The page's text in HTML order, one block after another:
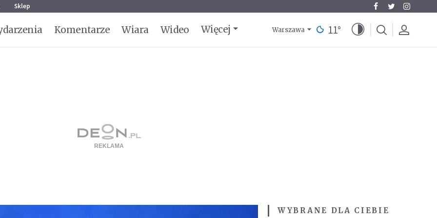
Sklep
Komentarze Wiara Wideo Więcej Warszawa 11°
WYBRANE DLA CIEBIE